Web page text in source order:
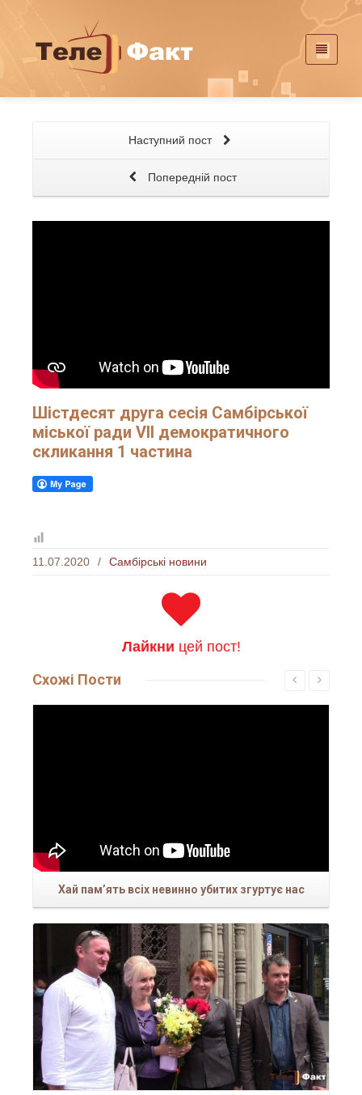
Наступний пост
Попередній пост
Шістдесят друга сесія Самбірської
міської ради VІI демократичного
скликання 1 частина
11.07.2020 / Самбірські новини
Лайкни цей пост!
Схожі Пости
Хай пам’ять всіх невинно убитих згуртує нас